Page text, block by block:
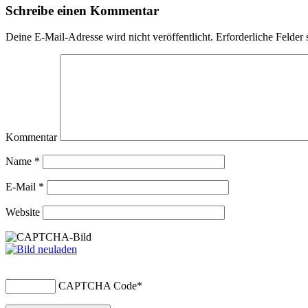
Schreibe einen Kommentar
Deine E-Mail-Adresse wird nicht veröffentlicht. Erforderliche Felder
Kommentar
Name *
E-Mail *
Website
CAPTCHA Code*